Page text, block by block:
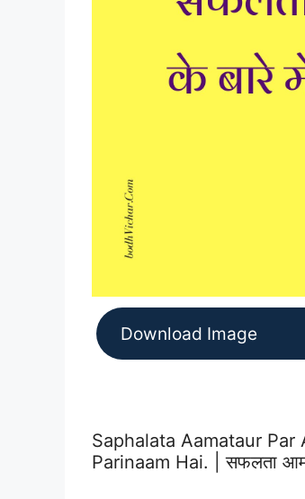
Download Image
Saphalata Aamataur
Parinaam Hai. | सफलता